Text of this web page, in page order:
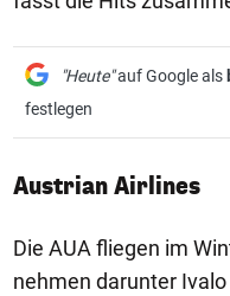
"Heute"auf Google als
festlegen
Austrian Airlines
Die AUA fliegen im
nehmen darunter